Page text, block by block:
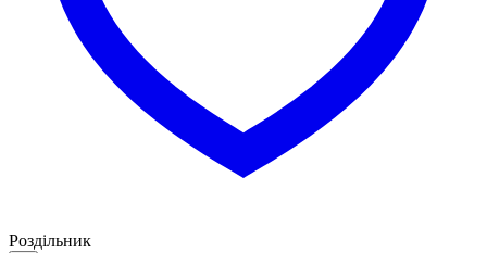
Роздільник